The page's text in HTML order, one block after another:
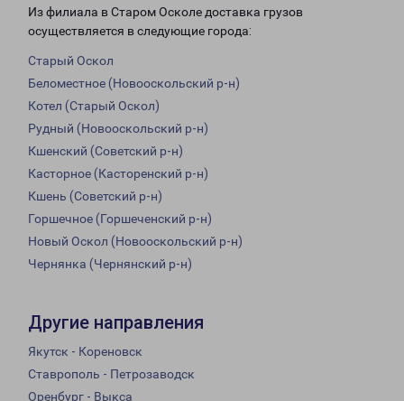
Из филиала в Старом Осколе доставка грузов
осуществляется в следующие города:
Старый Оскол
Беломестное (Новооскольский р-н)
Котел (Старый Оскол)
Рудный (Новооскольский р-н)
Кшенский (Советский р-н)
Касторное (Касторенский р-н)
Кшень (Советский р-н)
Горшечное (Горшеченский р-н)
Новый Оскол (Новооскольский р-н)
Чернянка (Чернянский р-н)
Другие направления
Якутск - Кореновск
Ставрополь - Петрозаводск
Оренбург - Выкса